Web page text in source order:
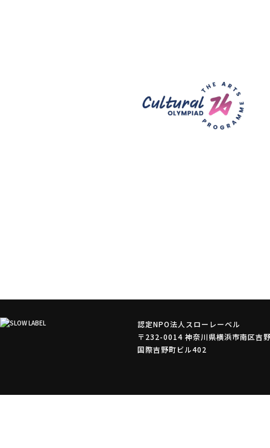
認定NPO法人スローレーベル
〒232-0014 神奈川県横浜市南区吉
国際吉野町ビル402